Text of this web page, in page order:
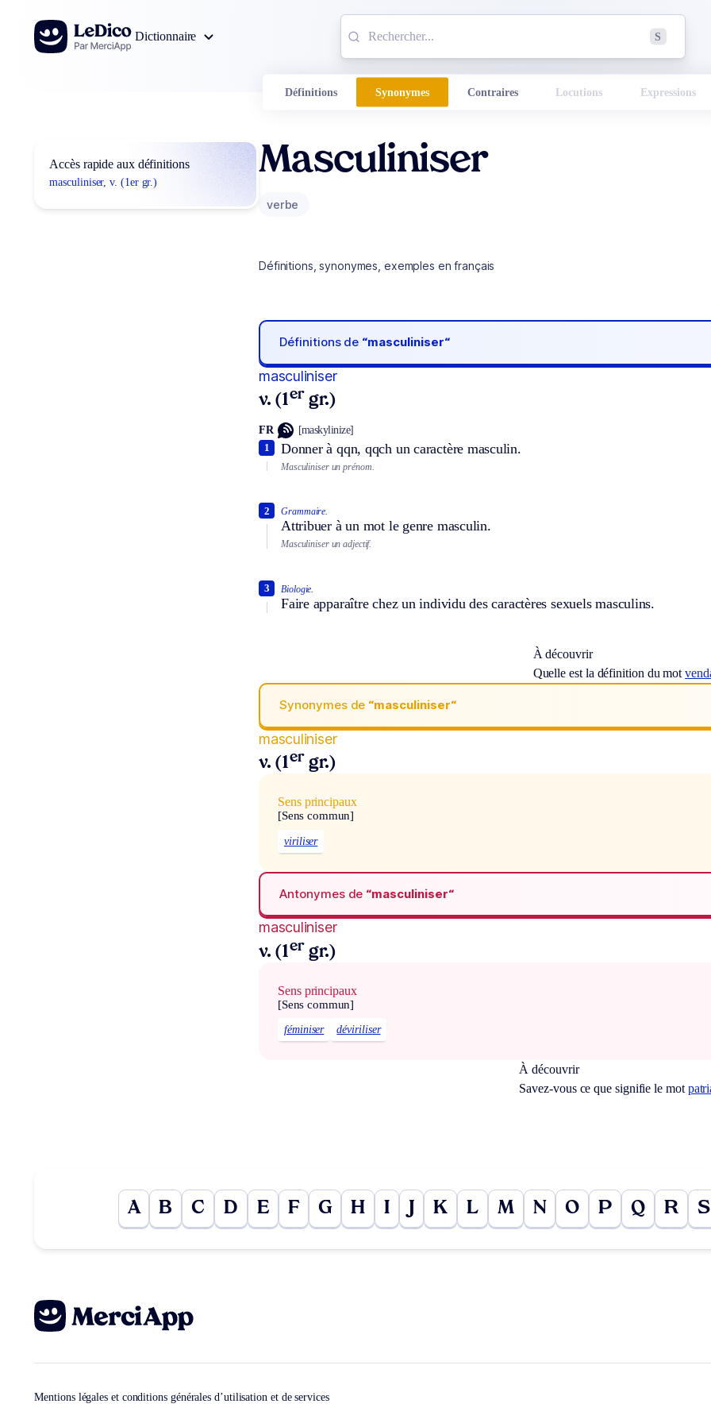
Aller au contenu
Dictionnaire
S
Définitions Synonymes Contraires Locutions Expressions
Accès rapide aux définitions
masculiniser, v. (1er gr.)
Masculiniser
verbe
Définitions, synonymes, exemples en français
Définitions de “masculiniser“
masculiniser
v. (1er gr.)
FR [maskylinize]
Donner à qqn, qqch un caractère masculin.
1
Masculiniser un prénom.
Grammaire.
Attribuer à un mot le genre masculin.
2
Masculiniser un adjectif.
Biologie.
Faire apparaître chez un individu des caractères sexuels masculins.
3
À découvrir
Quelle est la définition du mot
Synonymes de “masculiniser“
masculiniser
v. (1er gr.)
Sens principaux
[Sens commun]
viriliser
Antonymes de “masculiniser“
masculiniser
v. (1er gr.)
Sens principaux
[Sens commun]
féminiser déviriliser
À découvrir
Savez-vous ce que signifie le mot
A B C D E F G H I J K L M N O P Q R S
Mentions légales et conditions générales d’utilisation et de services